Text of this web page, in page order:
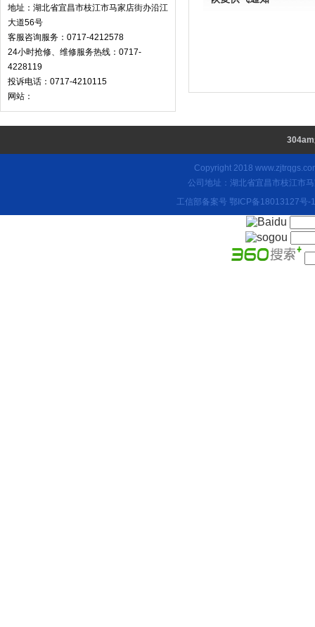
地址：湖北省宜昌市枝江市马家店街办沿江
大道56号
客服咨询服务：0717-4212578
24小时抢修、维修服务热线：0717-
4228119
投诉电话：0717-4210115
网站：
Copyright 2018
公司地址：湖北省宜昌市枝江市
工信部备案号 鄂ICP备18013127号-1